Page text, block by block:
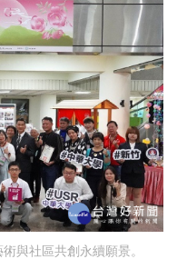
與社區共創永續願景。